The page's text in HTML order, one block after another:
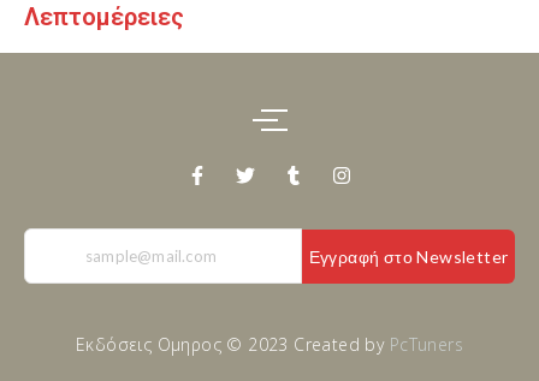
Λεπτομέρειες
Εγγραφή στο Newsletter
Εκδόσεις Ομηρος © 2023 Created by PcTuners